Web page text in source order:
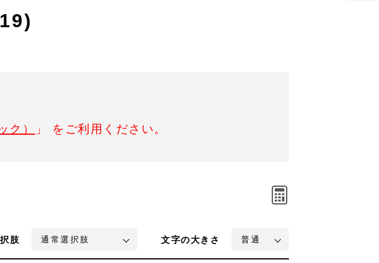
ク） 」 をご利用ください。
肢 文字の大きさ